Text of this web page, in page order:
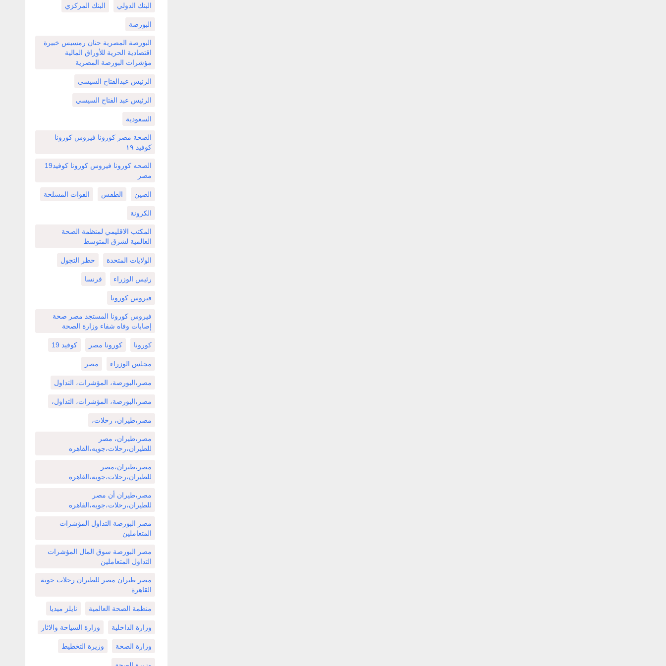
البنك الدولي البنك المركزي
البورصة
البورصة المصرية حنان رمسيس خبيرة
اقتصادية الحرية للأوراق المالية
مؤشرات البورصة المصرية
الرئيس عبدالفتاح السيسي
الرئيس عبد الفتاح السيسي
السعودية
الصحة مصر كورونا فيروس كورونا
كوفيد ١٩
الصحه كورونا فيروس كورونا كوفيد19
مصر
الصين الطقس القوات المسلحة
الكرونة
المكتب الاقليمي لمنظمة الصحة
العالمية لشرق المتوسط
الولايات المتحدة حظر التجول
رئيس الوزراء فرنسا
فيروس كورونا
فيروس كورونا المستجد مصر صحة
إصابات وفاه شفاء وزارة الصحة
كورونا كورونا مصر كوفيد 19
مجلس الوزراء مصر
مصر،البورصة، المؤشرات، التداول
مصر،البورصة، المؤشرات، التداول،
مصر،طيران، رحلات،
مصر،طيران، مصر
للطيران،رحلات،جويه،القاهره
مصر،طيران،مصر
للطيران،رحلات،جويه،القاهره
مصر،طيران أن مصر
للطيران،رحلات،جويه،القاهره
مصر البورصة التداول المؤشرات
المتعاملين
مصر البورصة سوق المال المؤشرات
التداول المتعاملين
مصر طيران مصر للطيران رحلات جوية
القاهرة
منظمة الصحة العالمية نايلز ميديا
وزارة الداخلية وزارة السياحة والاثار
وزارة الصحة وزيرة التخطيط